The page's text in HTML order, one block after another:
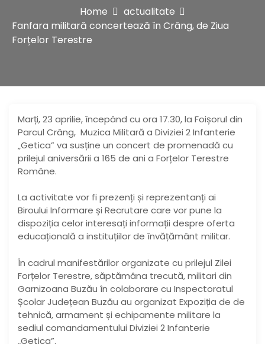
Home
actualitate
Fanfara militară concertează în Crâng, de Ziua
Forțelor Terestre
Marți, 23 aprilie, începând cu ora 17.30, la Foișorul din
Parcul Crâng, Muzica Militară a Diviziei 2 Infanterie
„Getica” va susține un concert de promenadă cu
prilejul aniversării a 165 de ani a Forțelor Terestre
Române.
La activitate vor fi prezenți și reprezentanți ai
Biroului Informare și Recrutare care vor pune la
dispoziția celor interesați informații despre oferta
educațională a instituțiilor de învățământ militar.
În cadrul manifestărilor organizate cu prilejul Zilei
Forțelor Terestre, săptămâna trecută, militari din
Garnizoana Buzău în colaborare cu Inspectoratul
Școlar Județean Buzău au organizat Expoziția de de
tehnică, armament și echipamente militare la
sediul comandamentului Diviziei 2 Infanterie
„Getica”.